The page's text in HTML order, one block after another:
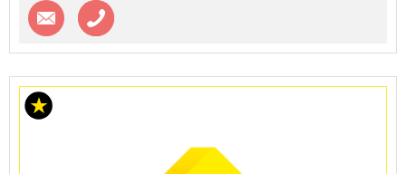
Contacter l'agence